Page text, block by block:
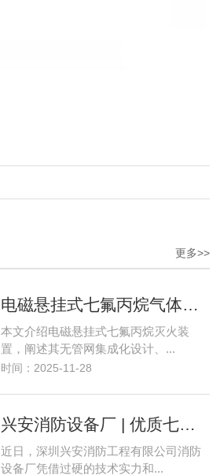
更多>>
电磁悬挂式七氟丙烷气体灭火装置使用场景、灭火流程详解
本文介绍电磁悬挂式七氟丙烷灭火装
置，阐述其无管网集成化设计、...
时间：2025-11-28
兴安消防设备厂 | 优质七氟丙烷灭火设备检测充装维修服务单位
近日，深圳兴安消防工程有限公司消防
设备厂凭借过硬的技术实力和...